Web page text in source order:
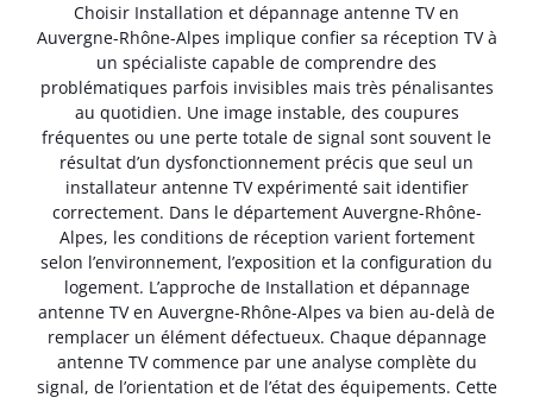
Choisir Installation et dépannage antenne TV en
Auvergne-Rhône-Alpes implique confier sa réception TV à
un spécialiste capable de comprendre des
problématiques parfois invisibles mais très pénalisantes
au quotidien. Une image instable, des coupures
fréquentes ou une perte totale de signal sont souvent le
résultat d’un dysfonctionnement précis que seul un
installateur antenne TV expérimenté sait identifier
correctement. Dans le département Auvergne-Rhône-
Alpes, les conditions de réception varient fortement
selon l’environnement, l’exposition et la configuration du
logement. L’approche de Installation et dépannage
antenne TV en Auvergne-Rhône-Alpes va bien au-delà de
remplacer un élément défectueux. Chaque dépannage
antenne TV commence par une analyse complète du
signal, de l’orientation et de l’état des équipements. Cette